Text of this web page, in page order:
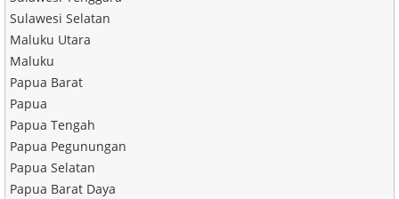
Sulawesi Selatan
Maluku Utara
Maluku
Papua Barat
Papua
Papua Tengah
Papua Pegunungan
Papua Selatan
Papua Barat Daya